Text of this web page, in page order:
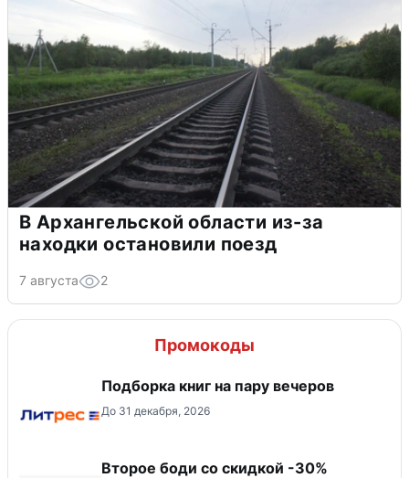
В Архангельской области из-за
находки остановили поезд
7 августа 2
Промокоды
Подборка книг на пару вечеров
До 31 декабря, 2026
Второе боди со скидкой -30%